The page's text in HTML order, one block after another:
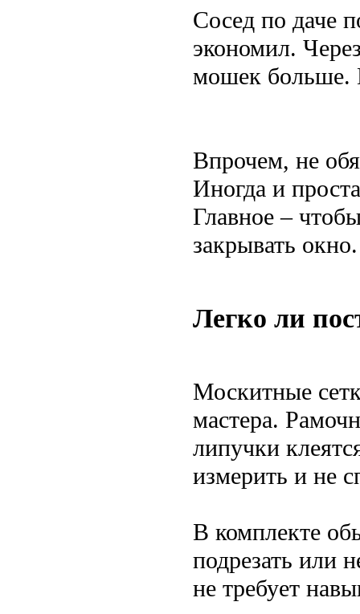
Сосед по даче
экономил.
мошек больше.
Впрочем, не
Иногда и
Главное –
закрывать окно.
Легко ли
Москитные
мастера.
липучки
измерить и не
В комплекте
подрезать или
не требует